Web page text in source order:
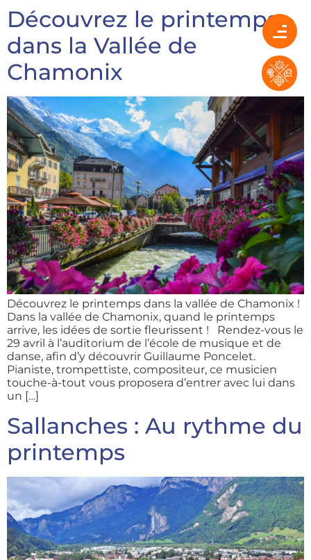
Découvrez le printemps
dans la Vallée de
Chamonix
Découvrez le printemps dans la vallée de Chamonix !
Dans la vallée de Chamonix, quand le printemps
arrive, les idées de sortie fleurissent ! Rendez-vous le
29 avril à l’auditorium de l’école de musique et de
danse, afin d’y découvrir Guillaume Poncelet.
Pianiste, trompettiste, compositeur, ce musicien
touche-à-tout vous proposera d’entrer avec lui dans
un […]
Sallanches : Au rythme du
printemps